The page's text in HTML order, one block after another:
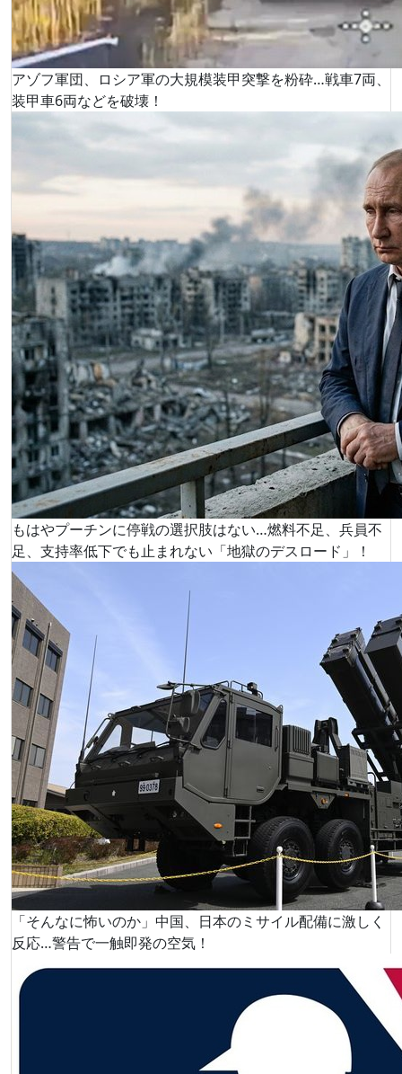
アゾフ軍団、ロシア軍の大規模装甲突撃を粉砕…戦車7両、
装甲車6両などを破壊！
もはやプーチンに停戦の選択肢はない…燃料不足、兵員不
足、支持率低下でも止まれない「地獄のデスロード」！
「そんなに怖いのか」中国、日本のミサイル配備に激しく
反応…警告で一触即発の空気！